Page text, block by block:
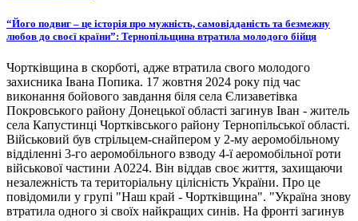
“Його подвиг – це історія про мужність, самовідданість та безмежну
любов до своєї країни”: Тернопільщина втратила молодого бійця
Чортківщина в скорботі, адже втратила свого молодого
захисника Івана Попика. 17 жовтня 2024 року під час
виконання бойового завдання біля села Єлизаветівка
Покровського району Донецької області загинув Іван - житель
села Капустинці Чортківського району Тернопільської області.
Військовий був стрільцем-снайпером у 2-му аеромобільному
відділенні 3-го аеромобільного взводу 4-ї аеромобільної роти
військової частини А0224. Він віддав своє життя, захищаючи
незалежність та територіальну цілісність України. Про це
повідомили у групі "Наш край - Чортківщина". "Україна знову
втратила одного зі своїх найкращих синів. На фронті загинув